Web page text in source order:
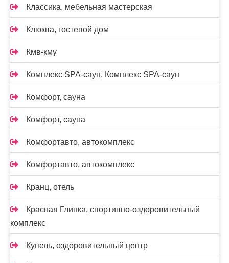
Классика, мебельная мастерская
Клюква, гостевой дом
Кмв-кму
Комплекс SPA-саун, Комплекс SPA-саун
Комфорт, сауна
Комфорт, сауна
Комфортавто, автокомплекс
Комфортавто, автокомплекс
Кранц, отель
Красная Глинка, спортивно-оздоровительный
комплекс
Купель, оздоровительный центр